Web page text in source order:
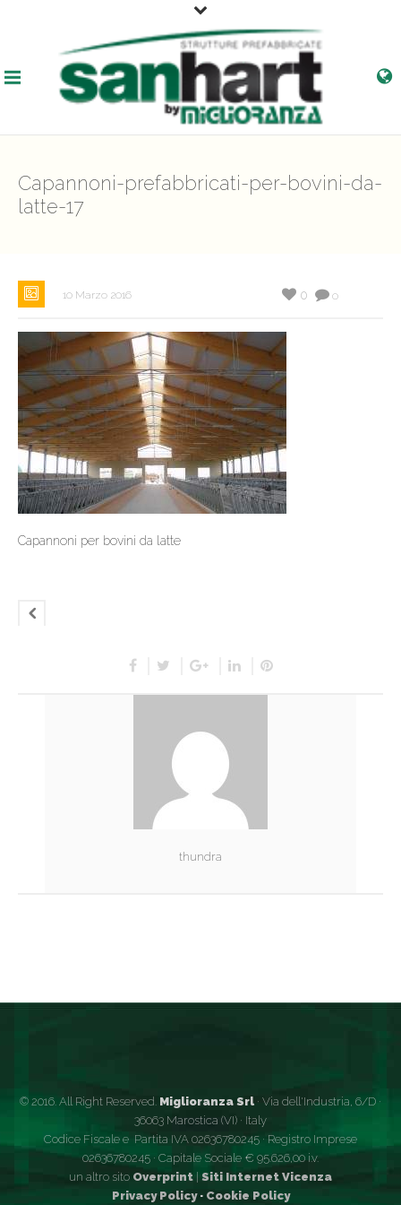
Capannoni-prefabbricati-per-bovini-da-
latte-17
10 Marzo 2016 0
0
Capannoni per bovini da latte
thundra
© 2016. All Right Reserved. Miglioranza Srl · Via dell'Industria, 6/D ·
36063 Marostica (VI) · Italy
Codice Fiscale e Partita IVA 02636780245 · Registro Imprese
02636780245 · Capitale Sociale € 95.626,00 i.v.
un altro sito Overprint Siti Internet Vicenza
Privacy Policy · Cookie Policy